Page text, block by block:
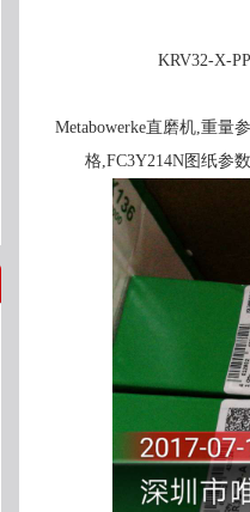
KRV32-X-
Metabowerke直磨机,重量
格,FC3Y214N图纸参